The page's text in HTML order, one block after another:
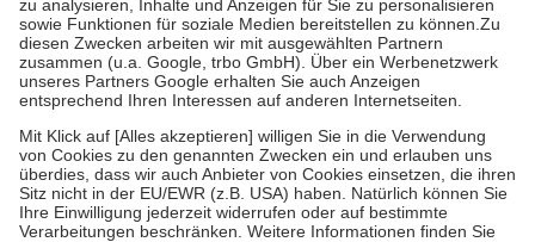
Bei Heilmitteln und häuslicher Krankenpflege beträgt die
Zuzahlung zehn Prozent der Kosten sowie zehn Euro je
Verordnung.
Um das Engagement der Versicherten für ihre eigene Gesundheit zu
stärken und die besondere Stellung der Familie zu unterstützen,
fallenkeine Zuzahlungenan bei:
• Kindern und Jugendlichen bis zum vollendeten 18. Lebensjahr
mit Ausnahme der Fahrkosten
• Untersuchungen zur Vorsorge und Früherkennung, die von der